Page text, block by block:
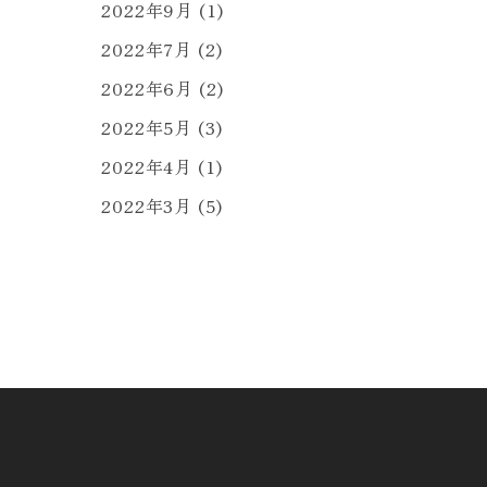
2022年9月 (1)
2022年7月 (2)
2022年6月 (2)
2022年5月 (3)
2022年4月 (1)
2022年3月 (5)